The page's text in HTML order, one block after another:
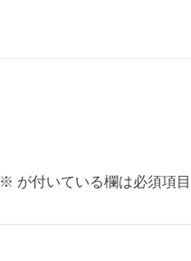
※ が付いている欄は必須項